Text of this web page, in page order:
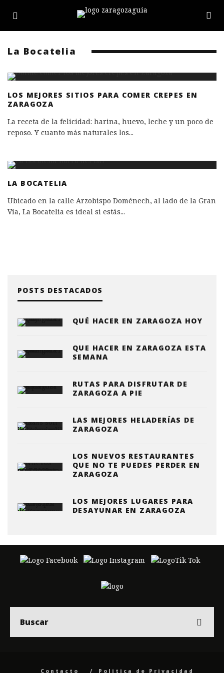
La Bocatelia
LOS MEJORES SITIOS PARA COMER CREPES EN
ZARAGOZA
La receta de la felicidad: harina, huevo, leche y un poco de
reposo. Y cuanto más naturales los...
LA BOCATELIA
Ubicado en la calle Arzobispo Doménech, al lado de la Gran
Vía, La Bocatelia es ideal si estás...
POSTS DESTACADOS
QUÉ HACER EN ZARAGOZA HOY
QUE HACER EN ZARAGOZA ESTA
SEMANA
RUTAS PARA DISFRUTAR DE
ZARAGOZA A PIE
LAS MEJORES HELADERÍAS DE
ZARAGOZA
LOS NUEVOS RESTAURANTES
QUE NO TE PUEDES PERDER EN
ZARAGOZA
LOS MEJORES LUGARES PARA
DESAYUNAR EN ZARAGOZA
Contacto Politica de Privacidad